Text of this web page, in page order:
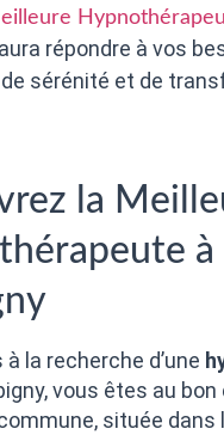
répondre à vos
sérénité et de
la
la recherche d’une
vous êtes au
située dans